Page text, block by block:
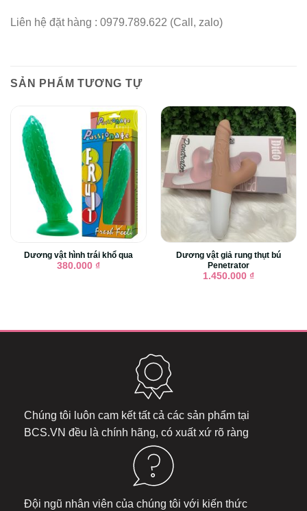
Liên hệ đặt hàng : 0979.789.622 (Call, zalo)
SẢN PHẨM TƯƠNG TỰ
Dương vật hình trái khổ qua
380.000 ₫
Dương vật giả rung thụt bú
Penetrator
1.450.000 ₫
Chúng tôi luôn cam kết tất cả các sản phẩm tại
BCS.VN đều là chính hãng, có xuất xứ rõ ràng
Đội ngũ nhân viên của chúng tôi với kiến thức